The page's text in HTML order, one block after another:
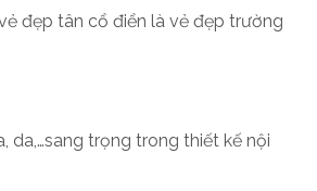
đẹp tân cổ điển là vẻ đẹp trường
da,…sang trọng trong thiết kế nội